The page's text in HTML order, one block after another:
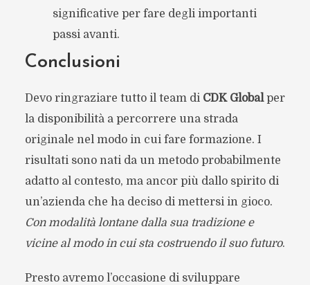
significative per fare degli importanti
passi avanti.
Conclusioni
Devo ringraziare tutto il team di CDK Globalper
la disponibilità a percorrere una strada
originale nel modo in cui fare formazione. I
risultati sono nati da un metodo probabilmente
adatto al contesto, ma ancor più dallo spirito di
un’azienda che ha deciso di mettersi in gioco.
Con modalità lontane dalla sua tradizione e
vicine al modo in cui sta costruendo il suo futuro.
Presto avremo l’occasione di sviluppare